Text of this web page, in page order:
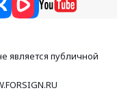
является публичной